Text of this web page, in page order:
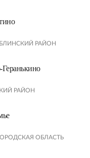
РАЙОН
РАЙОН
ОБЛАСТЬ